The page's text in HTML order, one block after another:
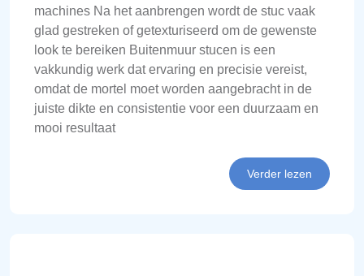
machines Na het aanbrengen wordt de stuc vaak
glad gestreken of getexturiseerd om de gewenste
look te bereiken Buitenmuur stucen is een
vakkundig werk dat ervaring en precisie vereist,
omdat de mortel moet worden aangebracht in de
juiste dikte en consistentie voor een duurzaam en
mooi resultaat
Verder lezen